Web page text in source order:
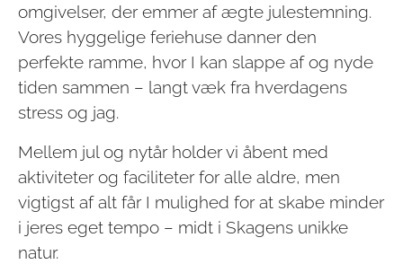
omgivelser, der emmer af ægte julestemning.
Vores hyggelige feriehuse danner den
perfekte ramme, hvor I kan slappe af og nyde
tiden sammen – langt væk fra hverdagens
stress og jag.
Mellem jul og nytår holder vi åbent med
aktiviteter og faciliteter for alle aldre, men
vigtigst af alt får I mulighed for at skabe minder
i jeres eget tempo – midt i Skagens unikke
natur.